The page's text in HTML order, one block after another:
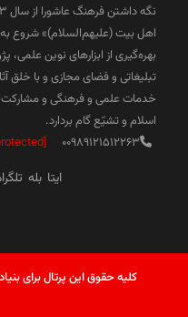
اهل بیت (علیهم‌السلام)» شروع به
بهره‌گیری از ابزارهای نوین
تبلیغاتی و فضای مجازی و با خلق
خدمات علمی و فرهنگی و
اسلام و تشیّع گام بردارد.
00989121512263
[email protected]
ایتا بله
کلیه حقوق این پرتال برای